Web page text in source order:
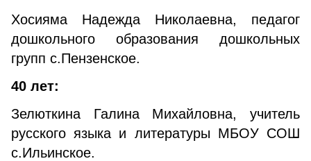
Хосияма Надежда Николаевна, педагог
дошкольного образования дошкольных
групп с.Пензенское.
40 лет:
Зелюткина Галина Михайловна, учитель
русского языка и литературы МБОУ СОШ
с.Ильинское.